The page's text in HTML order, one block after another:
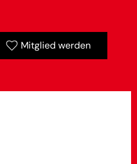
Mitglied werden